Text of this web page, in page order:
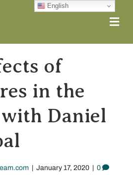
of
in the
Daniel
January 17, 2020 0
English